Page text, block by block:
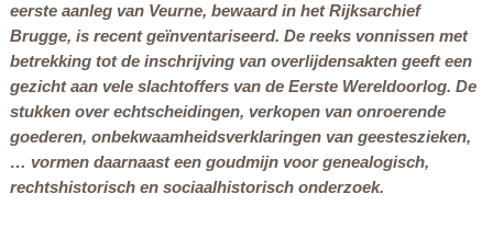
eerste aanleg van Veurne, bewaard in het Rijksarchief
Brugge, is recent geïnventariseerd. De reeks vonnissen met
betrekking tot de inschrijving van overlijdensakten geeft een
gezicht aan vele slachtoffers van de Eerste Wereldoorlog. De
stukken over echtscheidingen, verkopen van onroerende
goederen, onbekwaamheidsverklaringen van geesteszieken,
… vormen daarnaast een goudmijn voor genealogisch,
rechtshistorisch en sociaalhistorisch onderzoek.